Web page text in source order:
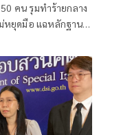
คน รุมทำร้ายกลาง
หยุดมือ แฉหลักฐาน
วจสอบบ่อนผิด